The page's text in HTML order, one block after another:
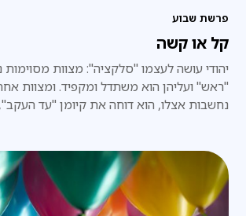
פרשת שבוע
קל או קשה
יהודי עושה לעצמו "סלקציה": מצוות
"ראש" ועליהן הוא משתדל ומקפיד. ומצוות
נחשבות אצלו, הוא דוחה את קיומן "עד